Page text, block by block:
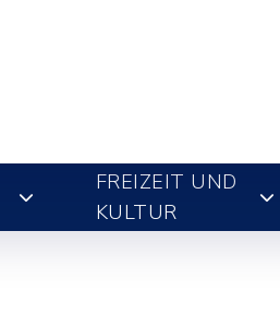
FREIZEIT UND
KULTUR